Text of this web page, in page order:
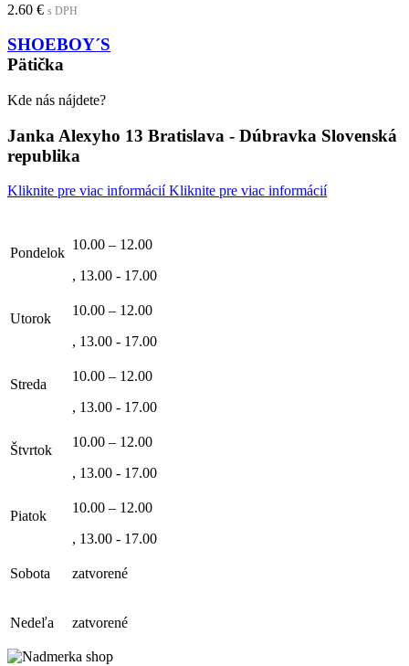
2.60 € s DPH
SHOEBOY´S
Pätička
Kde nás nájdete?
Janka Alexyho 13 Bratislava - Dúbravka Slovenská
republika
Kliknite pre viac informáciíKliknite pre viac informácií
Pondelok
10.00 – 12.00
, 13.00 - 17.00
Utorok
10.00 – 12.00
, 13.00 - 17.00
Streda
10.00 – 12.00
, 13.00 - 17.00
Štvrtok
10.00 – 12.00
, 13.00 - 17.00
Piatok
10.00 – 12.00
, 13.00 - 17.00
Sobota zatvorené
Nedeľa zatvorené